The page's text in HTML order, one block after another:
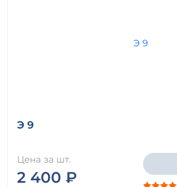
Э 9
Цена за шт.
2 400 ₽